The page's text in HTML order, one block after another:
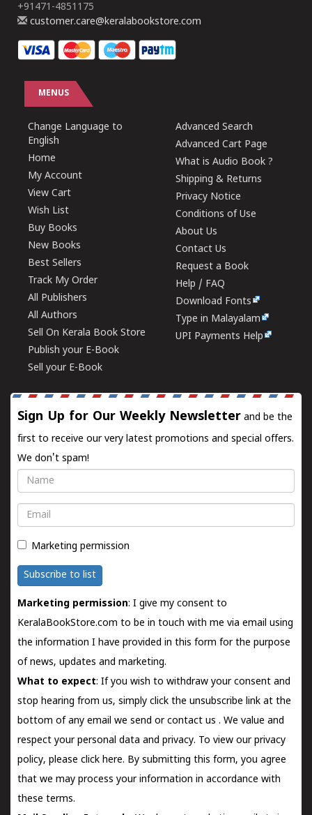
+91471-4851175
customer.care@keralabookstore.com
MENUS
Change Language to
English
Home
My Account
View Cart
Wish List
Buy Books
New Books
Best Sellers
Track My Order
All Publishers
All Authors
Sell On Kerala Book Store
Publish your E-Book
Sell your E-Book
Advanced Search
Advanced Cart Page
What is Audio Book ?
Shipping & Returns
Privacy Notice
Conditions of Use
About Us
Contact Us
Request a Book
Help / FAQ
Download Fonts
Type in Malayalam
UPI Payments Help
Sign Up for Our Weekly Newsletter and be the
first to receive our very latest promotions and special offers.
We don't spam!
Name
Email
Marketing permission
Subscribe to list
Marketing permission: I give my consent to
KeralaBookStore.com to be in touch with me via email using
the information I have provided in this form for the purpose
of news, updates and marketing.
What to expect: If you wish to withdraw your consent and
stop hearing from us, simply click the unsubscribe link at the
bottom of any email we send orcontact us . We value and
respect your personal data and privacy. To view our privacy
policy, please click here. By submitting this form, you agree
that we may process your information in accordance with
these terms.